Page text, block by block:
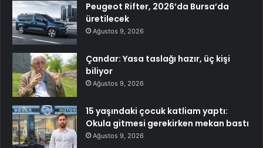
Peugeot Rifter, 2026’da Bursa’da
üretilecek
Ağustos 9, 2026
Çandar: Yasa taslağı hazır, üç kişi
biliyor
Ağustos 9, 2026
15 yaşındaki çocuk katliam yaptı:
Okula gitmesi gerekirken mekan bastı
Ağustos 9, 2026